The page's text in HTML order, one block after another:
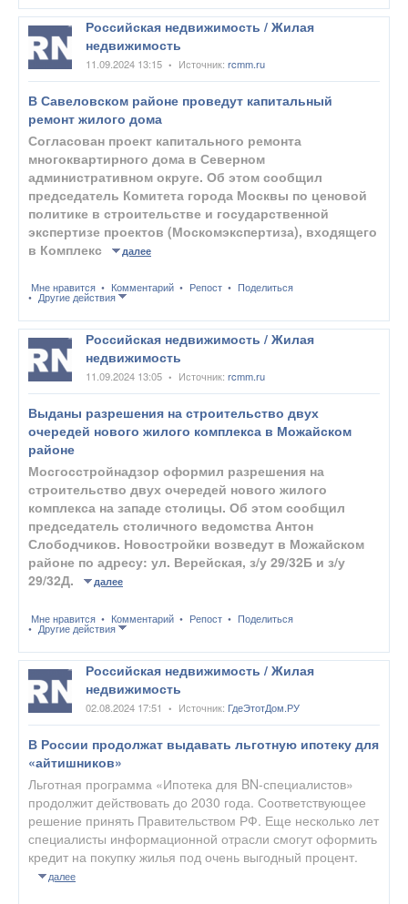
Российская недвижимость / Жилая
недвижимость
11.09.2024 13:15 • Источник: rcmm.ru
В Савеловском районе проведут капитальный
ремонт жилого дома
Согласован проект капитального ремонта
многоквартирного дома в Северном
административном округе. Об этом сообщил
председатель Комитета города Москвы по ценовой
политике в строительстве и государственной
экспертизе проектов (Москомэкспертиза), входящего
в Комплекс
далее
Мне нравится Комментарий Репост Поделиться
Другие действия
Российская недвижимость / Жилая
недвижимость
11.09.2024 13:05 • Источник: rcmm.ru
Выданы разрешения на строительство двух
очередей нового жилого комплекса в Можайском
районе
Мосгосстройнадзор оформил разрешения на
строительство двух очередей нового жилого
комплекса на западе столицы. Об этом сообщил
председатель столичного ведомства Антон
Слободчиков. Новостройки возведут в Можайском
районе по адресу: ул. Верейская, з/у 29/32Б и з/у
29/32Д.
далее
Мне нравится Комментарий Репост Поделиться
Другие действия
Российская недвижимость / Жилая
недвижимость
02.08.2024 17:51 • Источник: ГдеЭтотДом.РУ
В России продолжат выдавать льготную ипотеку для
«айтишников»
Льготная программа «Ипотека для BN-специалистов»
продолжит действовать до 2030 года. Соответствующее
решение принять Правительством РФ. Еще несколько лет
специалисты информационной отрасли смогут оформить
кредит на покупку жилья под очень выгодный процент.
далее